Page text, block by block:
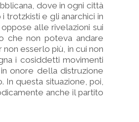
dove in ogni città
trotzkisti e gli anarchici in
alle rivelazioni sui
che non poteva andare
esserlo più, in cui non
i cosiddetti movimenti
onore della distruzione
In questa situazione, poi,
anche il partito